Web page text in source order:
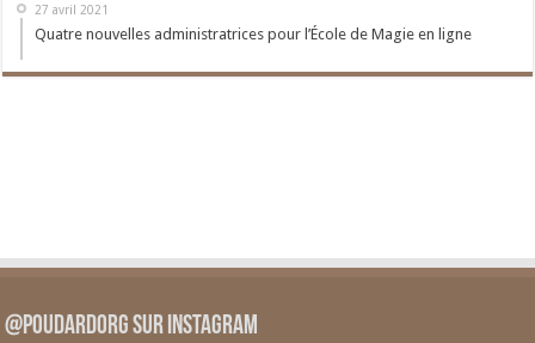
27 avril 2021
Quatre nouvelles administratrices pour l’École de Magie en ligne
@PoudardOrg sur Instagram